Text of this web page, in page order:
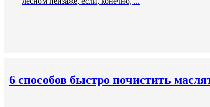
6 способов быстро почистить